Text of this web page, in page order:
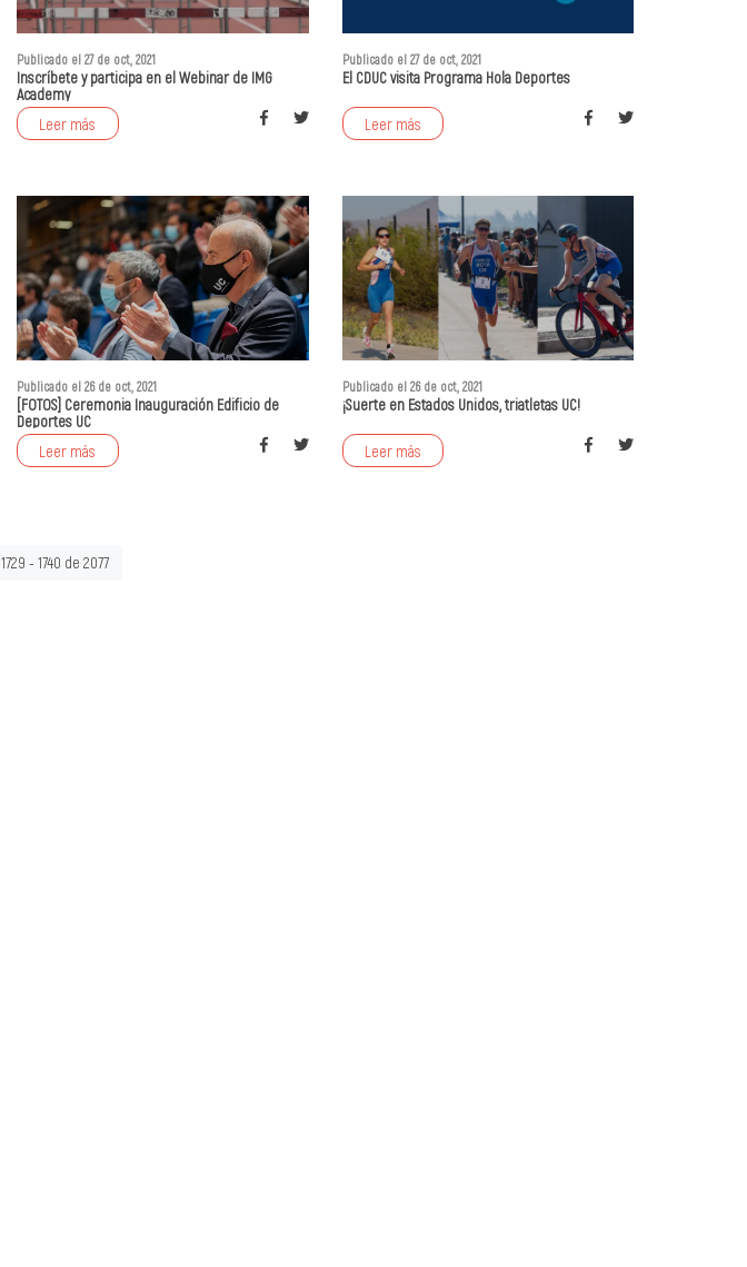
Publicado el 27 de oct, 2021
Inscríbete y participa en el Webinar de IMG
Academy
Leer más
Publicado el 27 de oct, 2021
El CDUC visita Programa Hola Deportes
Leer más
Publicado el 26 de oct, 2021
[FOTOS] Ceremonia Inauguración Edificio de
Deportes UC
Leer más
Publicado el 26 de oct, 2021
¡Suerte en Estados Unidos, triatletas UC!
Leer más
1729 - 1740 de 2077